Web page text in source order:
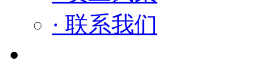
· 联系我们